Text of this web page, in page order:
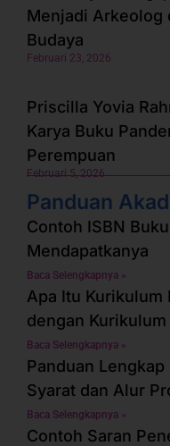
Menjadi Arkeolog
Budaya
Februari 23, 2026
Priscilla Yovia
Karya Buku
Perempuan
Februari 5, 2026
Panduan
Contoh ISBN
Mendapatkanya
Baca Selengkapnya »
Apa Itu Kurikulum
dengan Kurikulum
Baca Selengkapnya »
Panduan
Syarat dan Alur
Baca Selengkapnya »
Contoh Saran